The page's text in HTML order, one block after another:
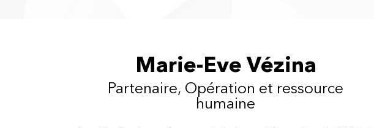
Marie-Eve Vézina
Partenaire, Opération et ressource
humaine